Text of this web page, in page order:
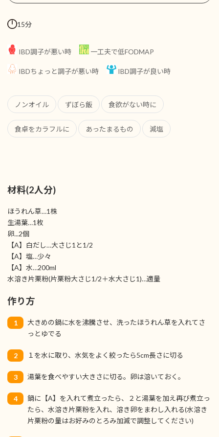
15分
IBD調子が悪い時 一工夫で低FODMAP
IBDちょっと調子が悪い時 IBD調子が良い時
ノンオイル ずぼら飯 食欲がない時に
食卓をカラフルに あったまるもの 減塩
材料(2人分)
ほうれん草…1株
生湯葉…1枚
卵...2個
【A】白だし…大さじ1と1/2
【A】塩…少々
【A】水…200ml
水溶き片栗粉(片栗粉大さじ1/2＋水大さじ1)…適量
作り方
1
大きめの鍋に水を沸騰させ、洗ったほうれん草を入れてさ
っとゆでる
2 １を水に取り、水気をよく絞ったら5cm長さに切る
3 湯葉を食べやすい大きさに切る。卵は溶いておく。
4
鍋に【A】を入れて煮立ったら、２と湯葉を加え再び煮立っ
たら、水溶き片栗粉を入れ、溶き卵をまわし入れる(水溶き
片栗粉の量はお好みのとろみ加減で調整してください)